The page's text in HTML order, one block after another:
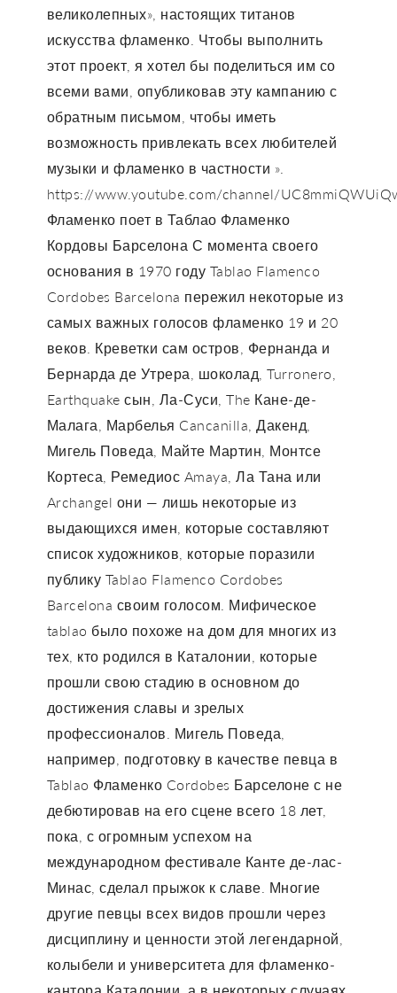
великолепных», настоящих титанов
искусства фламенко. Чтобы выполнить
этот проект, я хотел бы поделиться им со
всеми вами, опубликовав эту кампанию с
обратным письмом, чтобы иметь
возможность привлекать всех любителей
музыки и фламенко в частности ».
https://www.youtube.com/channel/
Фламенко поет в Таблао Фламенко
Кордовы Барселона С момента своего
основания в 1970 году Tablao Flamenco
Cordobes Barcelona пережил некоторые из
самых важных голосов фламенко 19 и 20
веков. Креветки сам остров, Фернанда и
Бернарда де Утрера, шоколад, Turronero,
Earthquake сын, Ла-Суси, The Кане-де-
Малага, Марбелья Cancanilla, Дакенд,
Мигель Поведа, Майте Мартин, Монтсе
Кортеса, Ремедиос Amaya, Ла Тана или
Archangel они — лишь некоторые из
выдающихся имен, которые составляют
список художников, которые поразили
публику Tablao Flamenco Cordobes
Barcelona своим голосом. Мифическое
tablao было похоже на дом для многих из
тех, кто родился в Каталонии, которые
прошли свою стадию в основном до
достижения славы и зрелых
профессионалов. Мигель Поведа,
например, подготовку в качестве певца в
Tablao Фламенко Cordobes Барселоне с не
дебютировав на его сцене всего 18 лет,
пока, с огромным успехом на
международном фестивале Канте де-лас-
Минас, сделал прыжок к славе. Многие
другие певцы всех видов прошли через
дисциплину и ценности этой легендарной,
колыбели и университета для фламенко-